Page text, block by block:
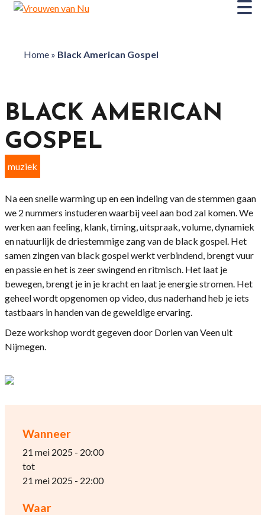
Home» Black American Gospel
Wanneer
21 mei 2025 - 20:00
tot
21 mei 2025 - 22:00
Waar
BLACK AMERICAN
GOSPEL
muziek
Na een snelle warming up en een indeling van de stemmen gaan
we 2 nummers instuderen waarbij veel aan bod zal komen. We
werken aan feeling, klank, timing, uitspraak, volume, dynamiek
en natuurlijk de driestemmige zang van de black gospel. Het
samen zingen van black gospel werkt verbindend, brengt vuur
en passie en het is zeer swingend en ritmisch. Het laat je
bewegen, brengt je in je kracht en laat je energie stromen. Het
geheel wordt opgenomen op video, dus naderhand heb je iets
tastbaars in handen van de geweldige ervaring.
Deze workshop wordt gegeven door Dorien van Veen uit
Nijmegen.